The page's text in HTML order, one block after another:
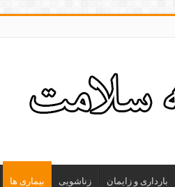
بارداری و زایمان زناشویی بیماری ها